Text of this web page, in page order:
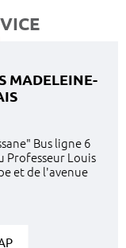
MADELEINE-
Bus ligne 6
Professeur Louis
et de l'avenue